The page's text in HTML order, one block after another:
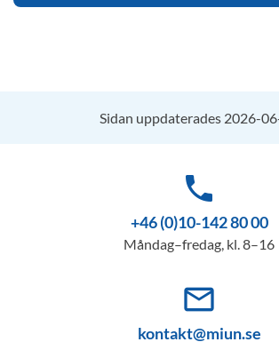
Sidan uppdaterades 2026-
phone
+46 (0)10-142 80 00
Måndag–fredag, kl. 8–16
mail_outline
kontakt@miun.se